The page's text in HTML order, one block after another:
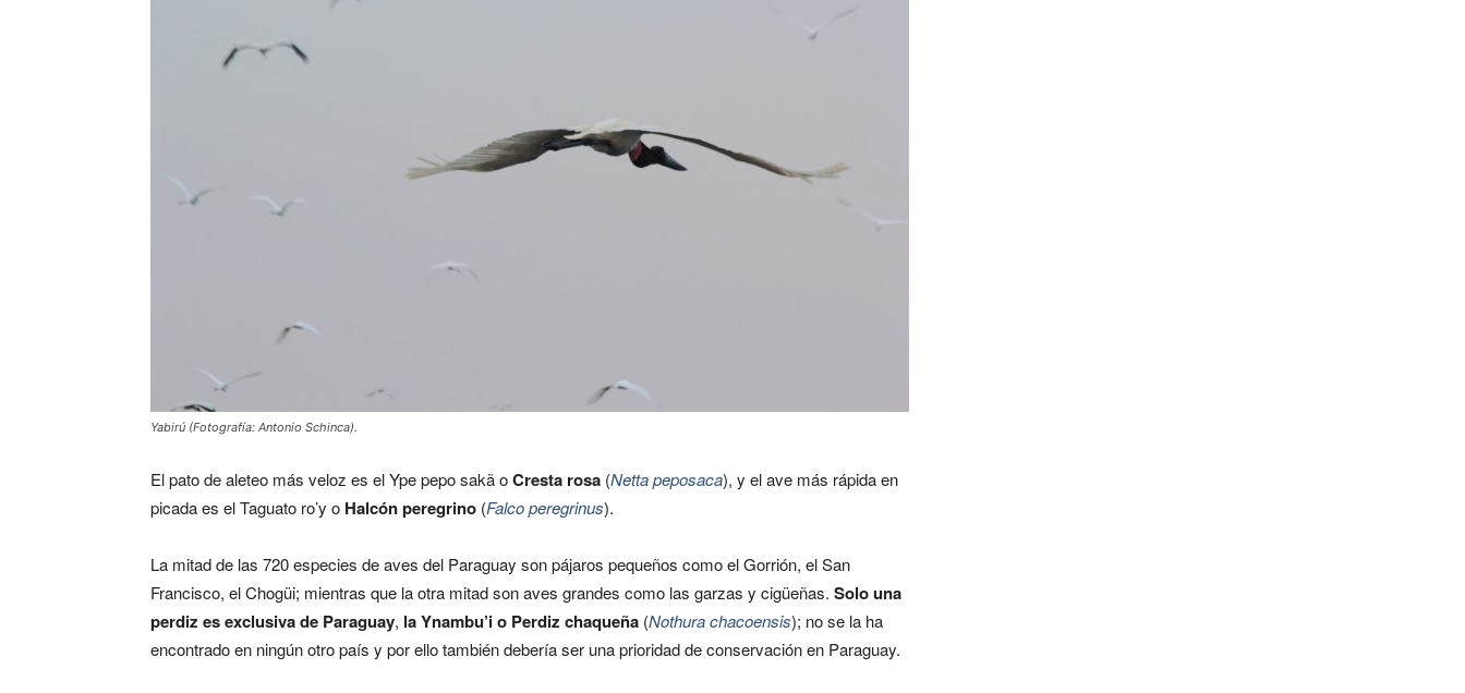
Yabirú (Fotografía: Antonio Schinca).
El pato de aleteo más veloz es el Ype pepo sakã oCresta rosa (Netta peposaca), y el ave más rápida en
picada es el Taguato ro’y o Halcón peregrino (Falco peregrinus).
La mitad de las 720 especies de aves del Paraguay son pájaros pequeños como el Gorrión, el San
Francisco, el Chogüi; mientras que la otra mitad son aves grandes como las garzas y cigüeñas. Solo una
perdiz es exclusiva de Paraguay, la Ynambu’i o Perdiz chaqueña (Nothura chacoensis); no se la ha
encontrado en ningún otro país y por ello también debería ser una prioridad de conservación en Paraguay.